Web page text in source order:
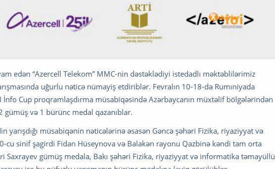
edən “Azercell Telekom” MMC-nin dəstəklədiyi istedadlı məktəblilərimiz
uğurlu nəticə nümayiş etdiriblər. Fevralın 10-18-də Rumıniyada
Cup proqramlaşdırma müsabiqəsində Azərbaycanın müxtəlif bölgələrindən
gümüş və 1 bürünc medal qazanıblar.
yarışdığı müsabiqənin nəticələrinə əsasən Gəncə şəhəri Fizika, riyaziyyat və
sinif şagirdi Fidan Hüseynova və Balakən rayonu Qazbinə kəndi tam orta
Saxrayev gümüş medala, Bakı şəhəri Fizika, riyaziyyat və informatika təmayüllü